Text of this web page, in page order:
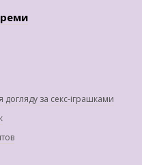
догляду за секс-іграшками